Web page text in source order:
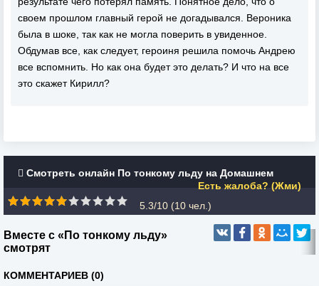
своем прошлом главный герой не догадывался. Вероника
была в шоке, так как не могла поверить в увиденное.
Обдумав все, как следует, героиня решила помочь Андрею
все вспомнить. Но как она будет это делать? И что на все
это скажет Кирилл?
Смотреть онлайн По тонкому льду на Домашнем
Есть жалоба? (Жми)
5.3/10 (10 чел.)
Вместе с «По тонкому льду»
смотрят
КОММЕНТАРИЕВ (0)